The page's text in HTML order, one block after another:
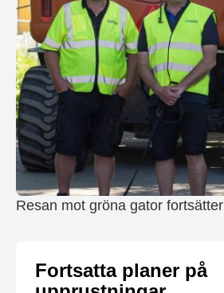
Resan mot gröna gator fortsätter
Fortsatta planer på